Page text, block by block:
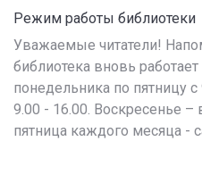
Режим работы библиотеки
Уважаемые читатели!
библиотека вновь
понедельника по пятницу
9.00 - 16.00. Воскресенье
пятница каждого месяца -